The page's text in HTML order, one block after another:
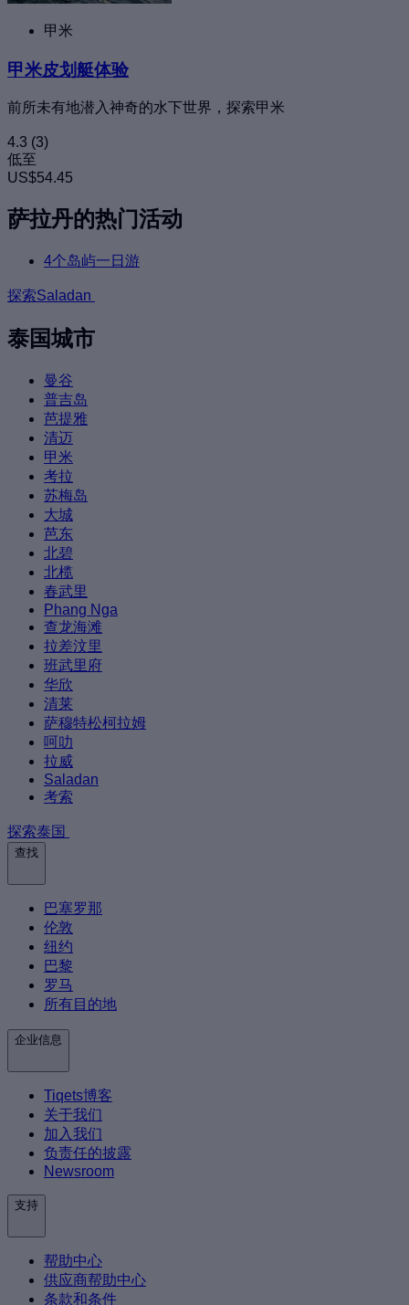
甲米
甲米皮划艇体验
前所未有地潜入神奇的水下世界，探索甲米
4.3 (3)
低至
US$54.45
萨拉丹的热门活动
4个岛屿一日游
探索Saladan
泰国城市
曼谷
普吉岛
芭提雅
清迈
甲米
考拉
苏梅岛
大城
芭东
北碧
北榄
春武里
Phang Nga
查龙海滩
拉差汶里
班武里府
华欣
清莱
萨穆特松柯拉姆
呵叻
拉威
Saladan
考索
探索泰国
查找
巴塞罗那
伦敦
纽约
巴黎
罗马
所有目的地
企业信息
Tiqets博客
关于我们
加入我们
负责任的披露
Newsroom
支持
帮助中心
供应商帮助中心
条款和条件